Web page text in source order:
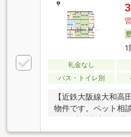
1
礼金なし
バス・トイレ別
【近鉄大阪線大和高
物件です。ペット相
台付き。周辺にはロ